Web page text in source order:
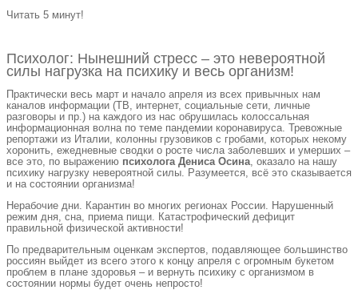
Читать 5 минут!
Психолог: Нынешний стресс – это невероятной
силы нагрузка на психику и весь организм!
Практически весь март и начало апреля из всех привычных нам
каналов информации (ТВ, интернет, социальные сети, личные
разговоры и пр.) на каждого из нас обрушилась колоссальная
информационная волна по теме пандемии коронавируса. Тревожные
репортажи из Италии, колонны грузовиков с гробами, которых некому
хоронить, ежедневные сводки о росте числа заболевших и умерших –
все это, по выражению психолога Дениса Осина , оказало на нашу
психику нагрузку невероятной силы. Разумеется, всё это сказывается
и на состоянии организма!
Нерабочие дни. Карантин во многих регионах России. Нарушенный
режим дня, сна, приема пищи. Катастрофический дефицит
правильной физической активности!
По предварительным оценкам экспертов, подавляющее большинство
россиян выйдет из всего этого к концу апреля с огромным букетом
проблем в плане здоровья – и вернуть психику с организмом в
состоянии нормы будет очень непросто!